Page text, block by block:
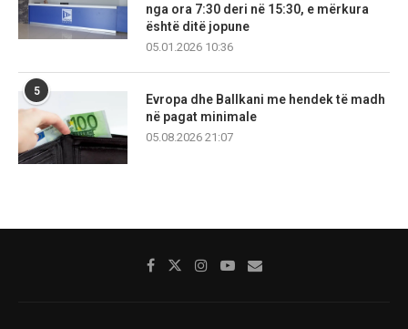
nga ora 7:30 deri në 15:30, e mërkura
është ditë jopune
05.01.2026 10:36
5
Evropa dhe Ballkani me hendek të madh
në pagat minimale
05.08.2026 21:07